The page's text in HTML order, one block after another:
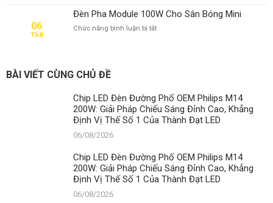
06
Th8
Đèn Pha Module 100W Cho Sân Bóng Mini
Chức năng bình luận bị tắtở
Bóng
Mini
BÀI VIẾT CÙNG CHỦ ĐỀ
Chip LED Đèn Đường Phố OEM Philips M14
200W: Giải Pháp Chiếu Sáng Đỉnh Cao, Khẳng
Định Vị Thế Số 1 Của Thành Đạt LED
06/08/2026
Chip LED Đèn Đường Phố OEM Philips M14
200W: Giải Pháp Chiếu Sáng Đỉnh Cao, Khẳng
Định Vị Thế Số 1 Của Thành Đạt LED
06/08/2026